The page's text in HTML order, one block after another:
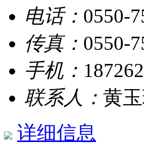
电话： 0550-
传真： 0550-
手机：
联系人： 黄
详细信息